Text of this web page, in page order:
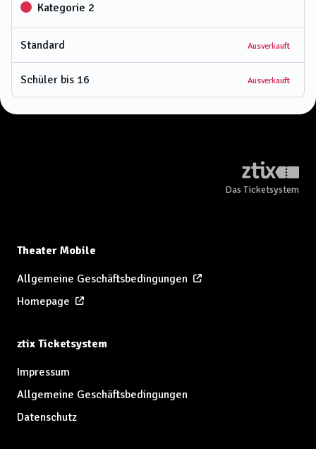
Kategorie 2
Standard Ausverkauft
Schüler bis 16 Ausverkauft
Das Ticketsystem
Theater Mobile
Allgemeine Geschäftsbedingungen
Homepage
ztix Ticketsystem
Impressum
Allgemeine Geschäftsbedingungen
Datenschutz